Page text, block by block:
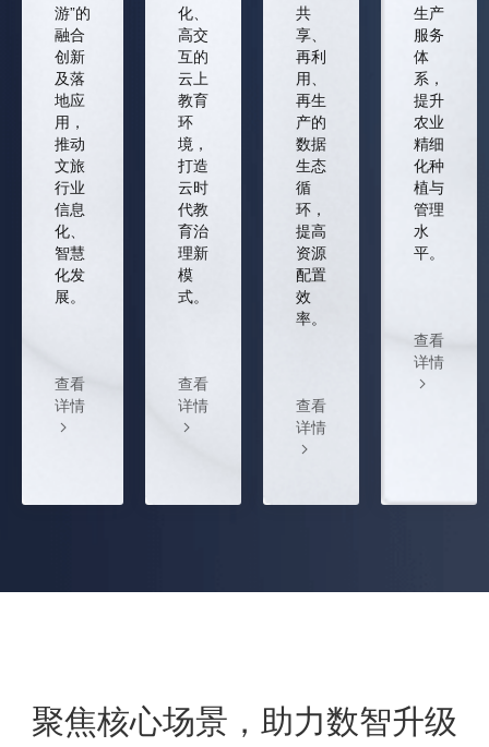
游”的
融合
创新
及落
地应
用，
推动
文旅
行业
信息
化、
智慧
化发
展。
查看
详情
化、
高交
互的
云上
教育
环
境，
打造
云时
代教
育治
理新
模
式。
查看
详情
共
享、
再利
用、
再生
产的
数据
生态
循
环，
提高
资源
配置
效
率。
查看
详情
生产
服务
体
系，
提升
农业
精细
化种
植与
管理
水
平。
查看
详情
聚焦核心场景，助力数智升级